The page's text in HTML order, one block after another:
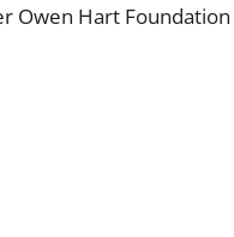
Owen Hart